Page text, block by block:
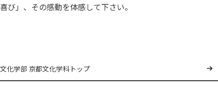
喜び」、その感動を体感して下さい。
文化学部 京都文化学科トップ